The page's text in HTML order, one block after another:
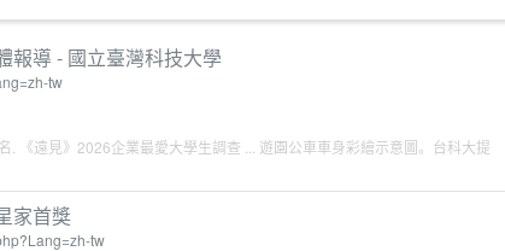
報導 - 國立臺灣科技大學
tw
《遠見》2026企業最愛大學生調查 ... 遊園公車車身彩繪示意圖。台科大提
家首獎
tw